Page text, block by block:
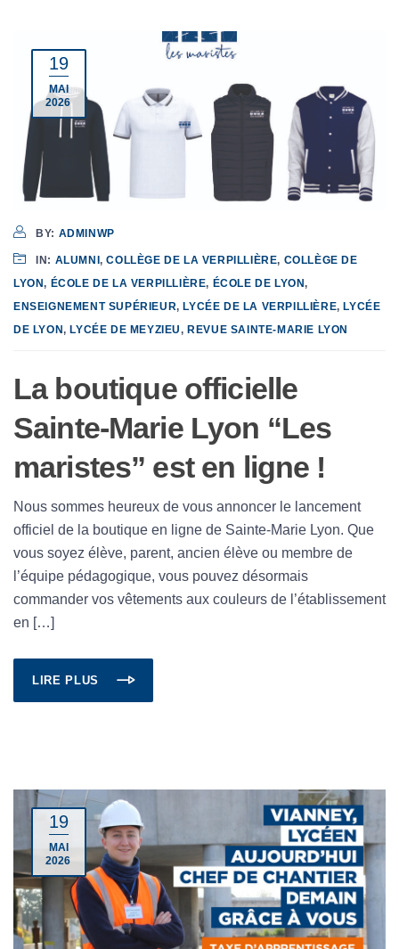
19
MAI
2026
BY: ADMINWP
IN: ALUMNI,COLLÈGE DE LA VERPILLIÈRE, COLLÈGE DE
LYON, ÉCOLE DE LA VERPILLIÈRE, ÉCOLE DE LYON,
ENSEIGNEMENT SUPÉRIEUR,LYCÉE DE LA VERPILLIÈRE,LYCÉE
DE LYON,LYCÉE DE MEYZIEU,REVUE SAINTE-MARIE LYON
La boutique officielle
Sainte-Marie Lyon “Les
maristes” est en ligne !
Nous sommes heureux de vous annoncer le lancement
officiel de la boutique en ligne de Sainte-Marie Lyon. Que
vous soyez élève, parent, ancien élève ou membre de
l’équipe pédagogique, vous pouvez désormais
commander vos vêtements aux couleurs de l’établissement
en […]
LIRE PLUS
19
MAI
2026